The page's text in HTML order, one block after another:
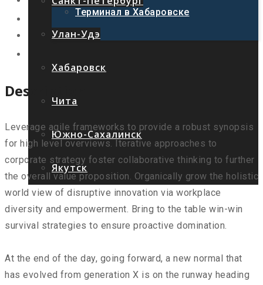
Улан-Удэ
Хабаровск
Чита
Южно-Сахалинск
Якутск
Терминал в Хабаровске
Description
Leverage agile frameworks to provide a robust synopsis
for high level overviews. Iterative approaches to
corporate strategy foster collaborative thinking to further
the overall value proposition. Organically grow the holistic
world view of disruptive innovation via workplace
diversity and empowerment. Bring to the table win-win
survival strategies to ensure proactive domination.
At the end of the day, going forward, a new normal that
has evolved from generation X is on the runway heading